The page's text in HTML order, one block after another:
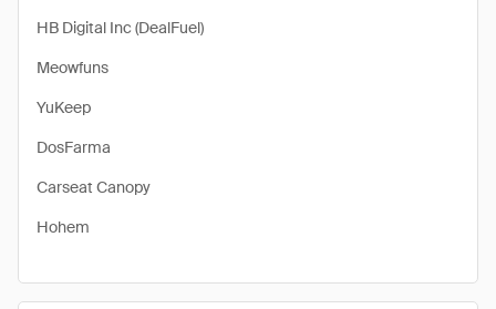
HB Digital Inc (DealFuel)
Meowfuns
YuKeep
DosFarma
Carseat Canopy
Hohem